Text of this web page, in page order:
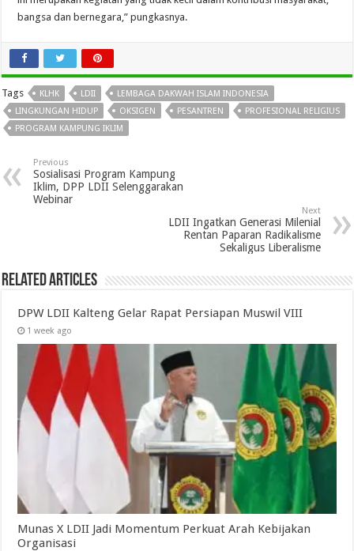
bangsa dan bernegara,” pungkasnya.
Tags KLHK LDII
LEMBAGA DAKWAH ISLAM INDONESIA
LINGKUNGAN HIDUP
OKSIGEN PESANTREN
PROFESIONAL RELIGIUS
PROGRAM KAMPUNG IKLIM
Previous
Sosialisasi Program Kampung
Iklim, DPP LDII Selenggarakan
Webinar
Next
LDII Ingatkan Generasi Milenial
Rentan Paparan Radikalisme
Sekaligus Liberalisme
Related Articles
DPW LDII Kalteng Gelar Rapat Persiapan Muswil VIII
1 week ago
Munas X LDII Jadi Momentum Perkuat Arah Kebijakan
Organisasi